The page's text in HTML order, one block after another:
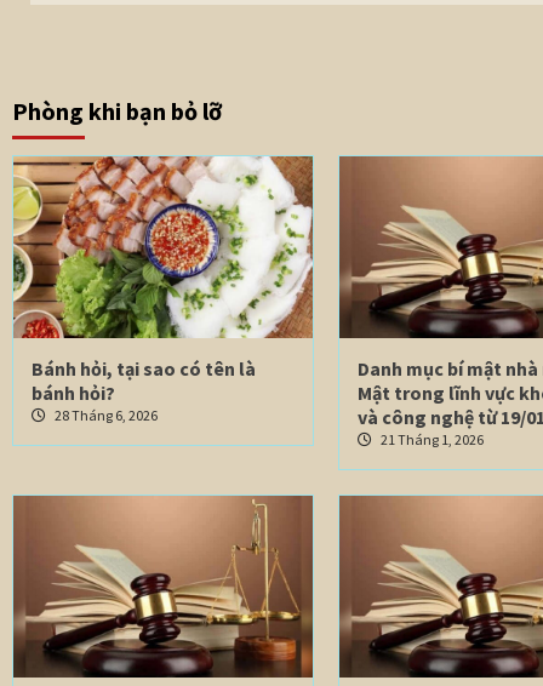
Phòng khi bạn bỏ lỡ
Bánh hỏi, tại sao có tên là
bánh hỏi?
28 Tháng 6, 2026
Danh mục bí mật nhà
Mật trong lĩnh vực
và công nghệ từ 19/
21 Tháng 1, 2026